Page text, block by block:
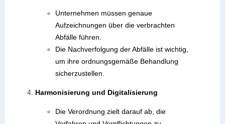
Unternehmen müssen genaue
Aufzeichnungen über die verbrachten
Abfälle führen.
Die Nachverfolgung der Abfälle ist wichtig,
um ihre ordnungsgemäße Behandlung
sicherzustellen.
Harmonisierung und Digitalisierung
Die Verordnung zielt darauf ab, die